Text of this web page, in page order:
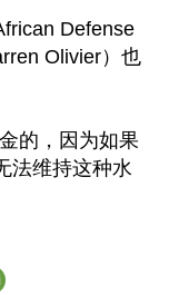
Defense
Olivier）也
的，因为如果
法维持这种水